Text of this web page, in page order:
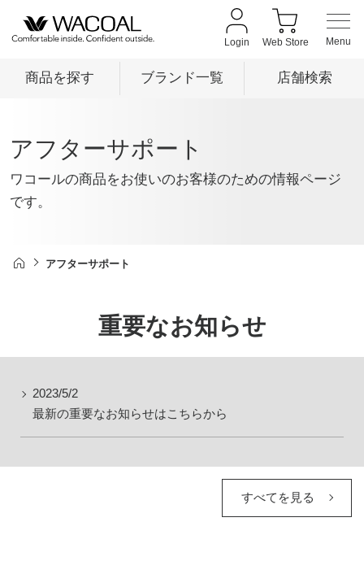
Login Web Store
商品を探す ブランド一覧 店舗検索
商品を探す
ブランド一覧
お知らせ
アフターサポート
ワコールの商品をお使いのお客様のための情報ページ
です。
アフターサポート
重要なお知らせ
2023/5/2
最新の重要なお知らせはこちらから
すべてを見る